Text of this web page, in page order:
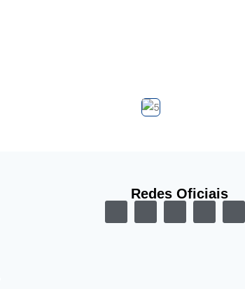
Redes Oficiais